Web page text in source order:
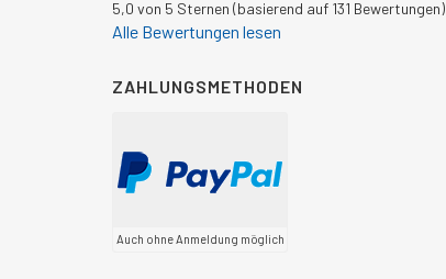
5,0 von 5 Sternen (basierend auf 131 Bewertungen)
Alle Bewertungen lesen
ZAHLUNGSMETHODEN
Auch ohne Anmeldung möglich